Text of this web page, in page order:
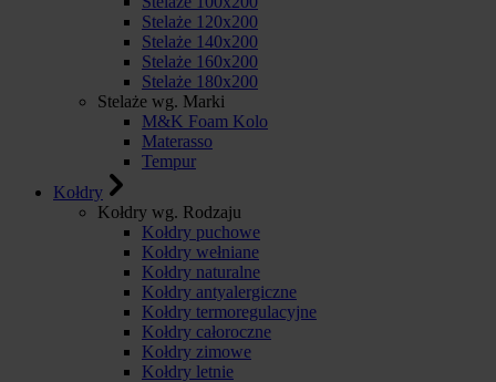
Stelaże 120x200
Stelaże 140x200
Stelaże 160x200
Stelaże 180x200
Stelaże wg. Marki
M&K Foam Kolo
Materasso
Tempur
Kołdry
Kołdry wg. Rodzaju
Kołdry puchowe
Kołdry wełniane
Kołdry naturalne
Kołdry antyalergiczne
Kołdry termoregulacyjne
Kołdry całoroczne
Kołdry zimowe
Kołdry letnie